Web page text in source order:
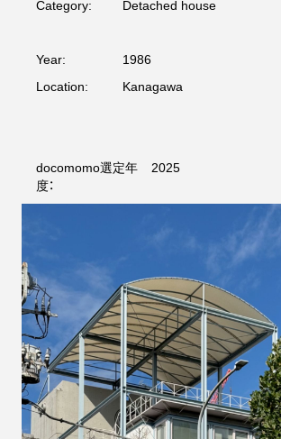
Category: Detached house
Year:
1986
Location:
Kanagawa
docomomo選定年
度：
2025